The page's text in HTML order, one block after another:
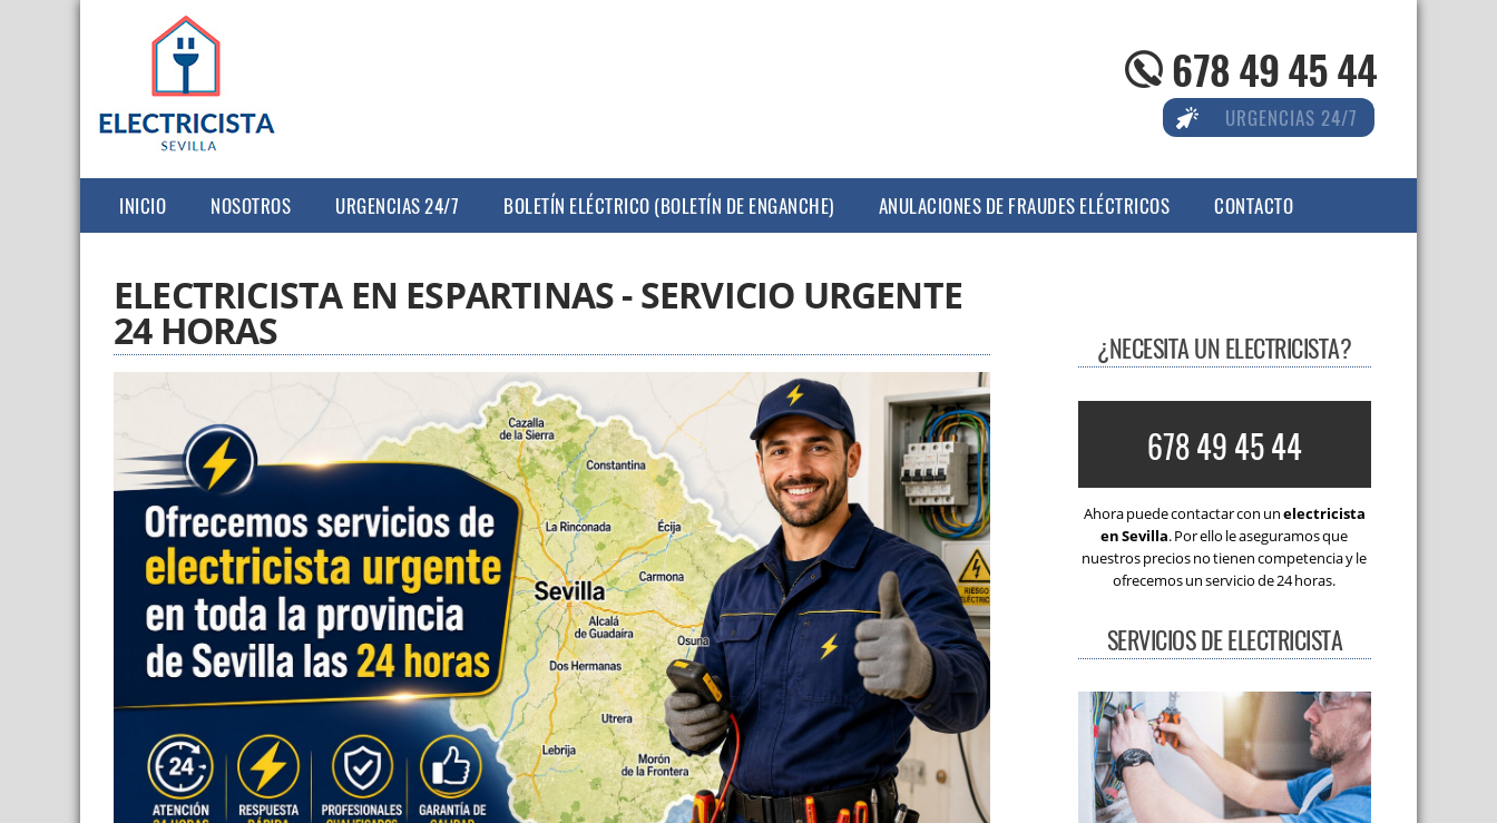
678 49 45 44
URGENCIAS 24/7
INICIO NOSOTROS URGENCIAS 24/7 BOLETÍN ELÉCTRICO (BOLETÍN DE ENGANCHE) ANULACIONES DE FRAUDES ELÉCTRICOS CONTACTO
ELECTRICISTA EN ESPARTINAS - SERVICIO URGENTE
24 HORAS ¿NECESITA UN ELECTRICISTA?
678 49 45 44
Ahora puede contactar con unelectricista
en Sevilla. Por ello le aseguramos que
nuestros precios no tienen competencia y le
ofrecemos un servicio de 24 horas.
SERVICIOS DE ELECTRICISTA